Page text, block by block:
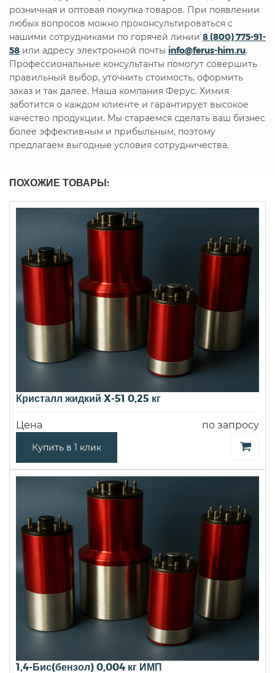
розничная и оптовая покупка товаров. При появлении
любых вопросов можно проконсультироваться с
нашими сотрудниками по горячей линии 8 (800) 775-91-
58 или адресу электронной почты info@ferus-him.ru.
Профессиональные консультанты помогут совершить
правильный выбор, уточнить стоимость, оформить
заказ и так далее. Наша компания Ферус. Химия
заботится о каждом клиенте и гарантирует высокое
качество продукции. Мы стараемся сделать ваш бизнес
более эффективным и прибыльным, поэтому
предлагаем выгодные условия сотрудничества.
ПОХОЖИЕ ТОВАРЫ:
Кристалл жидкий X-51 0,25 кг
Цена по запросу
Купить в 1 клик
1,4-Бис(бензол) 0,004 кг ИМП